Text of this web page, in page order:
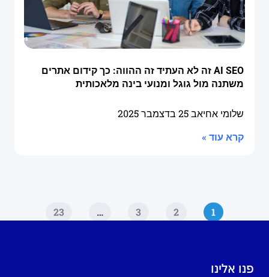
AI SEO זה לא העתיד זה ההווה: כך קידום אתרים
משתנה מול גוגל ומנועי בינה מלאכותית
שלומי אחיאב25 בדצמבר 2025
קרא עוד »
1
2
3
…
23
פנו אלינו